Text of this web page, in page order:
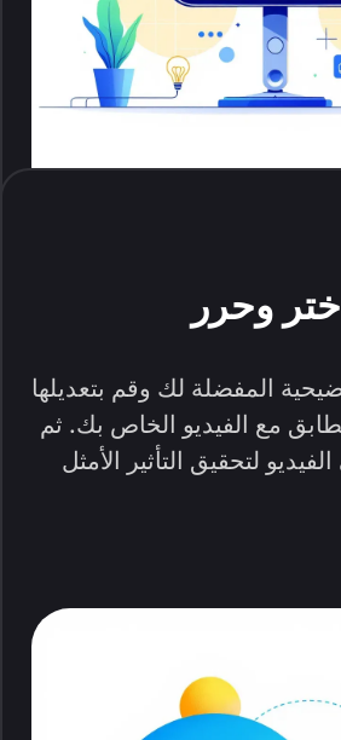
اختر وحرر
المفضلة لك وقم بتعديلها
مع الفيديو الخاص بك. ثم